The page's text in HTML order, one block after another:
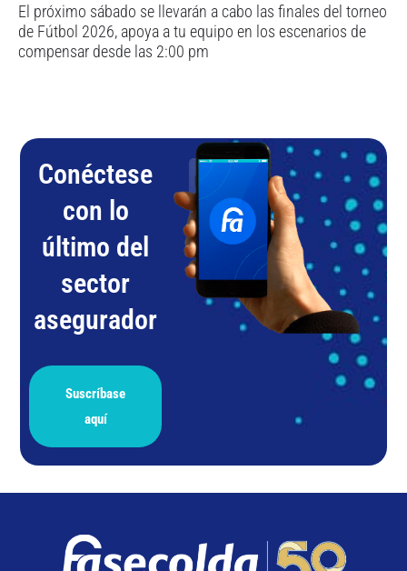
El próximo sábado se llevarán a cabo las finales del torneo
de Fútbol 2026, apoya a tu equipo en los escenarios de
compensar desde las 2:00 pm
Conéctese
con lo
último del
sector
asegurador
Suscríbase
aquí